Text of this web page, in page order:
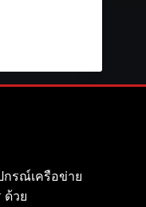
กรณ์เครือข่าย
ด้วย